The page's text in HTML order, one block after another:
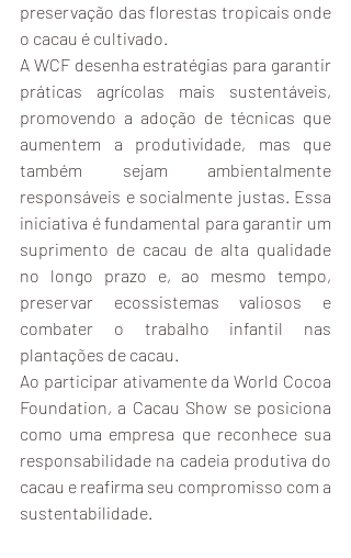
preservação das florestas tropicais onde
o cacau é cultivado.
A WCF desenha estratégias para garantir
práticas agrícolas mais sustentáveis,
promovendo a adoção de técnicas que
aumentem a produtividade, mas que
também sejam ambientalmente
responsáveis e socialmente justas. Essa
iniciativa é fundamental para garantir um
suprimento de cacau de alta qualidade
no longo prazo e, ao mesmo tempo,
preservar ecossistemas valiosos e
combater o trabalho infantil nas
plantações de cacau.
Ao participar ativamente da World Cocoa
Foundation, a Cacau Show se posiciona
como uma empresa que reconhece sua
responsabilidade na cadeia produtiva do
cacau e reafirma seu compromisso com a
sustentabilidade.